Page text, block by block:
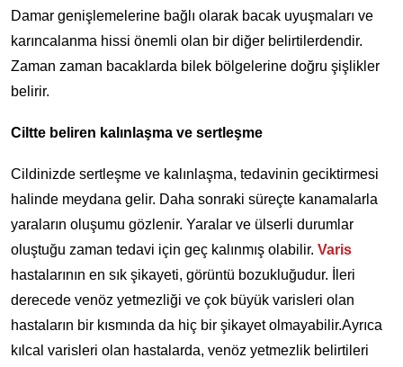
Damar genişlemelerine bağlı olarak bacak uyuşmaları ve
karıncalanma hissi önemli olan bir diğer belirtilerdendir.
Zaman zaman bacaklarda bilek bölgelerine doğru şişlikler
belirir.
Ciltte beliren kalınlaşma ve sertleşme
Cildinizde sertleşme ve kalınlaşma, tedavinin geciktirmesi
halinde meydana gelir. Daha sonraki süreçte kanamalarla
yaraların oluşumu gözlenir. Yaralar ve ülserli durumlar
oluştuğu zaman tedavi için geç kalınmış olabilir. Varis
hastalarının en sık şikayeti, görüntü bozukluğudur. İleri
derecede venöz yetmezliği ve çok büyük varisleri olan
hastaların bir kısmında da hiç bir şikayet olmayabilir.Ayrıca
kılcal varisleri olan hastalarda, venöz yetmezlik belirtileri